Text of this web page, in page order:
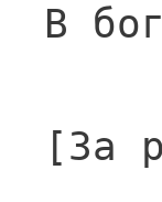
В
[За